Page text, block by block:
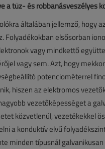
a tűz- és robbanásveszélyes
általában jellemző, hogy
Folyadékokban elsősorban
vagy mindkettő
vagy sem. Azt, hogy
potenciométerrel
hiszen az elektromos
vezetőképességet a
közvetlenül, vezetékekkel
a konduktív elvű
minden típusnál